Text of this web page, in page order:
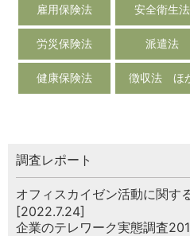
雇用保険法 安全衛生法
労災保険法 派遣法
健康保険法 徴収法 ほ
調査レポート
オフィスカイゼン活動に関す
[2022.7.24]
企業のテレワーク実態調査